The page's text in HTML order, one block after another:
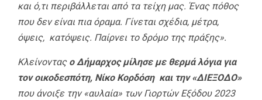
και ό,τι περιβάλλεται από τα τείχη μας. Ένας πόθος
που δεν είναι πια όραμα. Γίνεται σχέδια, μέτρα,
όψεις, κατόψεις. Παίρνει το δρόμο της πράξης».
Κλείνοντας ο Δήμαρχος μίλησε με θερμά λόγια για
τον οικοδεσπότη, Νίκο Κορδόση και την «ΔΙΕΞΟΔΟ»
που άνοιξε την «αυλαία» των Γιορτών Εξόδου 2023